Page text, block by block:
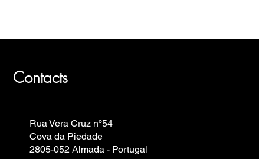
Contacts
Rua Vera Cruz nº54
Cova da Piedade
2805-052 Almada - Portugal